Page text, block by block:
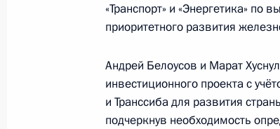
Совместное заседание
«Транспорт», «Энергетика»
27 марта 2024 года, 16:00
«Транспорт» и «Энергетика»
приоритетного развития
Андрей Белоусов и Марат
инвестиционного проекта с
и Транссиба для развития
подчеркнув необходимость